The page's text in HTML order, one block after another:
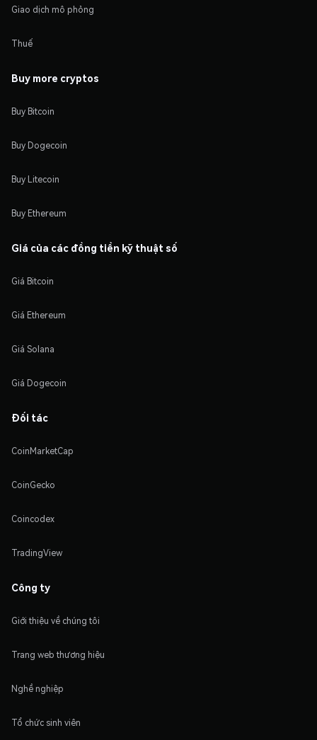
Giao dịch mô phỏng
Thuế
Buy more cryptos
Buy Bitcoin
Buy Dogecoin
Buy Litecoin
Buy Ethereum
Giá của các đồng tiền kỹ thuật số
Giá Bitcoin
Giá Ethereum
Giá Solana
Giá Dogecoin
Đối tác
CoinMarketCap
CoinGecko
Coincodex
TradingView
Công ty
Giới thiệu về chúng tôi
Trang web thương hiệu
Nghề nghiệp
Tổ chức sinh viên